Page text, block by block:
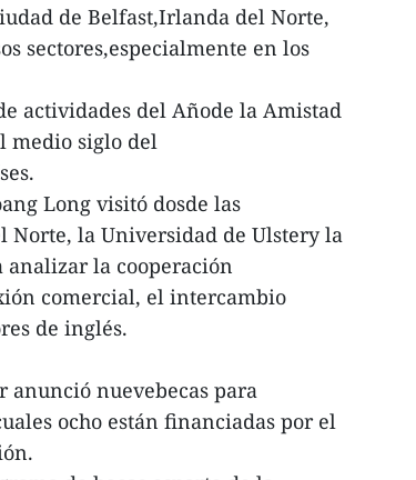
de Belfast,Irlanda del Norte,
sectores,especialmente en los
actividades del Añode la Amistad
medio siglo del
Long visitó dosde las
la Universidad de Ulstery la
analizar la cooperación
comercial, el intercambio
de inglés.
anunció nuevebecas para
ocho están financiadas por el